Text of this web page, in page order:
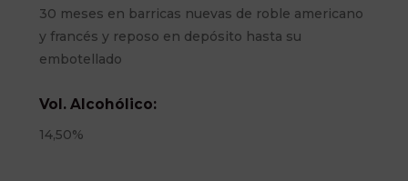
30 meses en barricas nuevas de roble americano
y francés y reposo en depósito hasta su
embotellado
Vol. Alcohólico:
14,50%